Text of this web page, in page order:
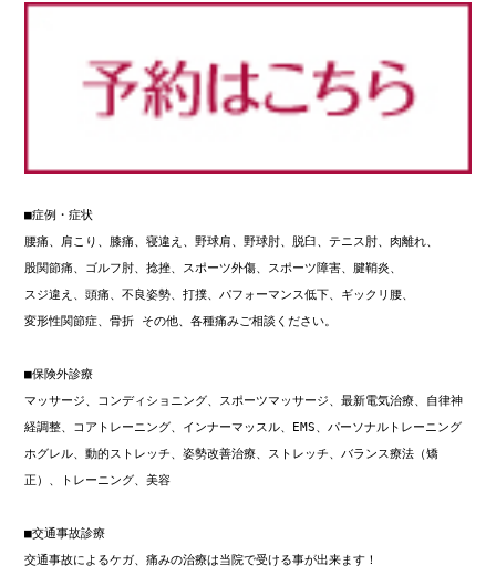
■症例・症状
腰痛、肩こり、膝痛、寝違え、野球肩、野球肘、脱臼、テニス肘、肉離れ、
股関節痛、ゴルフ肘、捻挫、スポーツ外傷、スポーツ障害、腱鞘炎、
スジ違え、頭痛、不良姿勢、打撲、パフォーマンス低下、ギックリ腰、
変形性関節症、骨折 その他、各種痛みご相談ください。
■保険外診療
マッサージ、コンディショニング、スポーツマッサージ、最新電気治療、自律神
経調整、コアトレーニング、インナーマッスル、EMS、パーソナルトレーニング
ホグレル、動的ストレッチ、姿勢改善治療、ストレッチ、バランス療法（矯
正）、トレーニング、美容
■交通事故診療
交通事故によるケガ、痛みの治療は当院で受ける事が出来ます！